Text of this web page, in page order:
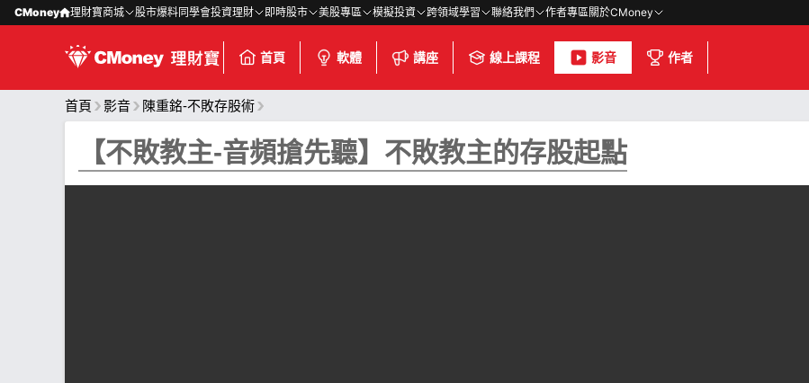
CMoney 理財寶商城 股市爆料同學會投資理財 即時股市 美股專區 模擬投資 跨領域學習 聯絡我們 作者專區關於CMoney
首頁 軟體 講座 線上課程 影音 作者
首頁 影音 陳重銘-不敗存股術
【不敗教主-音頻搶先聽】不敗教主的存股起點